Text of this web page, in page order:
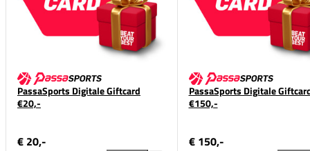
PassaSports Digitale Giftcard
€20,-
€ 20,-
PassaSports Digitale
€150,-
€ 150,-